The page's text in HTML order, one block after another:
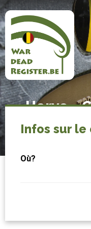
Aller
au
contenu
principal
Accueil
Belgian
War
Dead
Herve -
Infos sur
Où?